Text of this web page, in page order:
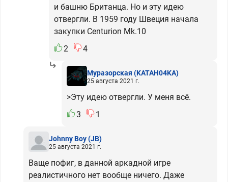
и башню Британца. Но и эту идею
отвергли. В 1959 году Швеция начала
закупки Centurion Mk.10
2
4
Муразорская (KATAH04KA)
25 августа 2021 г.
>Эту идею отвергли. У меня всё.
3
1
Johnny Boy(JB)
25 августа 2021 г.
Ваще пофиг, в данной аркадной игре
реалистичного нет вообще ничего. Даже